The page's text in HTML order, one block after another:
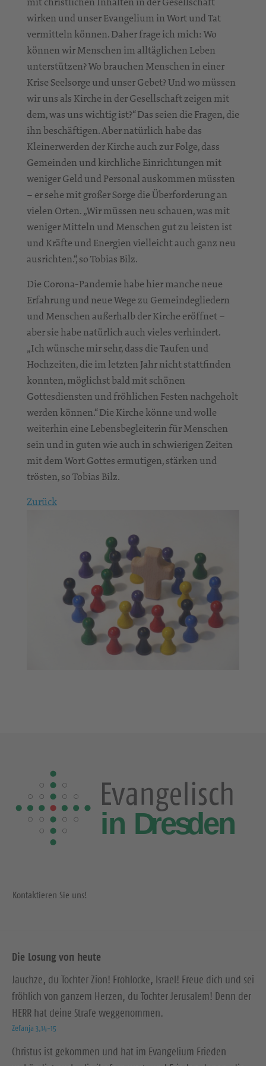
wirken und unser Evangelium in Wort und Tat
vermitteln können. Daher frage ich mich: Wo
können wir Menschen im alltäglichen Leben
unterstützen? Wo brauchen Menschen in einer
Krise Seelsorge und unser Gebet? Und wo müssen
wir uns als Kirche in der Gesellschaft zeigen mit
dem, was uns wichtig ist?“ Das seien die Fragen, die
ihn beschäftigen. Aber natürlich habe das
Kleinerwerden der Kirche auch zur Folge, dass
Gemeinden und kirchliche Einrichtungen mit
weniger Geld und Personal auskommen müssten
– er sehe mit großer Sorge die Überforderung an
vielen Orten. „Wir müssen neu schauen, was mit
weniger Mitteln und Menschen gut zu leisten ist
und Kräfte und Energien vielleicht auch ganz neu
ausrichten.“, so Tobias Bilz.
Die Corona-Pandemie habe hier manche neue
Erfahrung und neue Wege zu Gemeindegliedern
und Menschen außerhalb der Kirche eröffnet –
aber sie habe natürlich auch vieles verhindert.
„Ich wünsche mir sehr, dass die Taufen und
Hochzeiten, die im letzten Jahr nicht stattfinden
konnten, möglichst bald mit schönen
Gottesdiensten und fröhlichen Festen nachgeholt
werden können.“ Die Kirche könne und wolle
weiterhin eine Lebensbegleiterin für Menschen
sein und in guten wie auch in schwierigen Zeiten
mit dem Wort Gottes ermutigen, stärken und
trösten, so Tobias Bilz.
Zurück
Kontaktieren Sie uns!
Die Losung von heute
Jauchze, du Tochter Zion! Frohlocke, Israel! Freue dich und sei
fröhlich von ganzem Herzen, du Tochter Jerusalem! Denn der
HERR hat deine Strafe weggenommen.
Zefanja 3,14-15
Christus ist gekommen und hat im Evangelium Frieden